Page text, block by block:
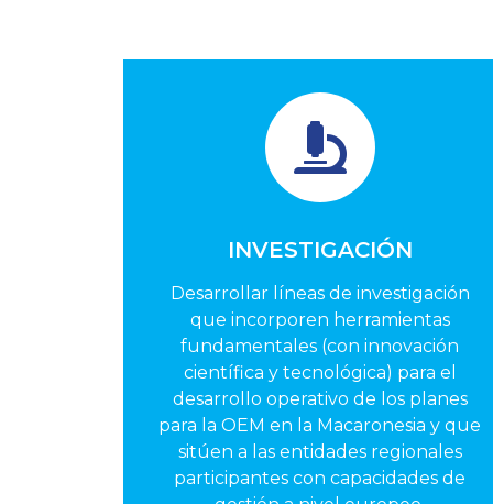
INVESTIGACIÓN
Desarrollar líneas de investigación
que incorporen herramientas
fundamentales (con innovación
científica y tecnológica) para el
desarrollo operativo de los planes
para la OEM en la Macaronesia y que
sitúen a las entidades regionales
participantes con capacidades de